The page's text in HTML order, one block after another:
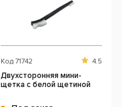
Код 71742 4.5
Двухсторонняя мини-
щетка с белой щетиной